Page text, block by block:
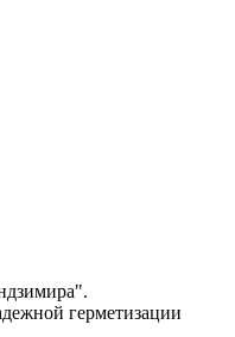
герметизации